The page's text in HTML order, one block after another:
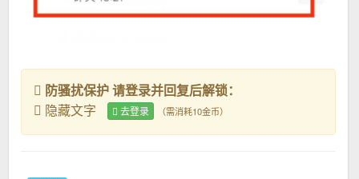
防骚扰保护 请登录并回复后解锁：
隐藏文字
去登录 （需消耗10金币）